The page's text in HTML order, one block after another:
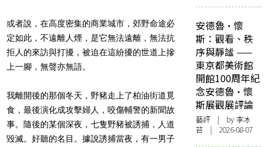
或者說，在高度密集的商業城市，郊野命途必
定如此，不遠離人煙，是它無法遠離，無法抗
拒人的來訪與打擾，被迫在這紛擾的世道上摻
上一腳，無聲亦無語。
我離開後的那個冬天，野豬走上了柏油街道覓
食，最後演化成攻擊婦人，咬傷輔警的新聞故
事。隨後的某個深夜，七隻野豬被誘捕，人道
毀滅。好聽的名目。據說誘捕當夜，有一男子
安德魯·懷
斯：觀看、秩
序與靜謐 ——
東京都美術館
開館100周年紀
念安德魯·懷
斯展觀展評論
藝評 | by 李冰
苔 | 2026-08-07